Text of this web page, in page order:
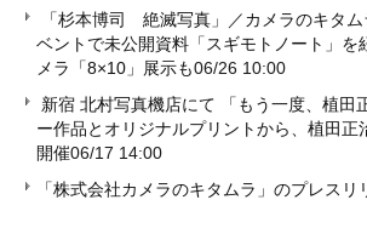
「杉本博司 絶滅写真」／カメラのキタ
ベントで未公開資料「スギモトノート」を
メラ「8×10」展示も06/26 10:00
新宿 北村写真機店にて 「もう一度、植田
ー作品とオリジナルプリントから、植田正
開催06/17 14:00
「株式会社カメラのキタムラ」のプレス